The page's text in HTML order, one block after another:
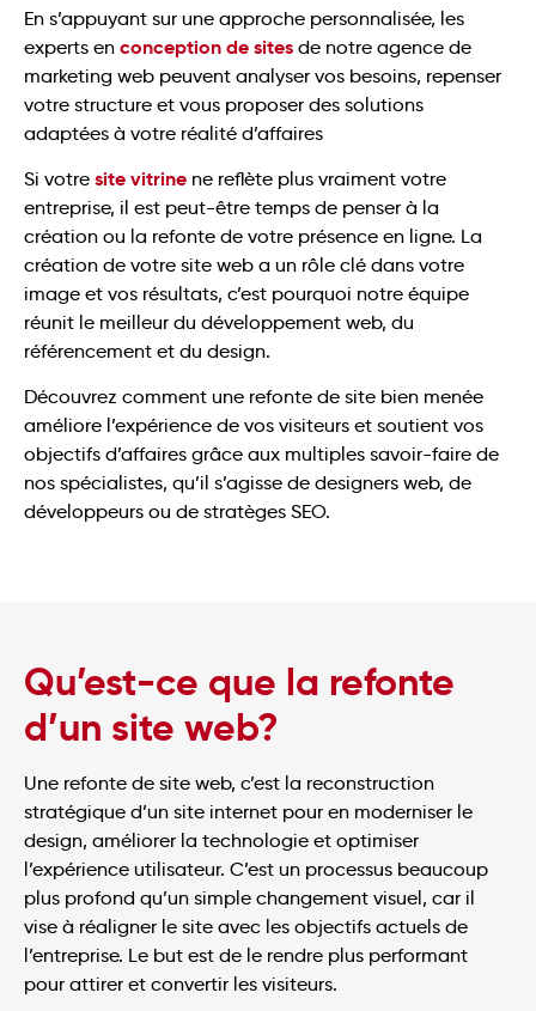
En s’appuyant sur une approche personnalisée, les
experts en conception de sites de notre agence de
marketing web peuvent analyser vos besoins, repenser
votre structure et vous proposer des solutions
adaptées à votre réalité d’affaires
Si votre site vitrine ne reflète plus vraiment votre
entreprise, il est peut-être temps de penser à la
création ou la refonte de votre présence en ligne. La
création de votre site web a un rôle clé dans votre
image et vos résultats, c’est pourquoi notre équipe
réunit le meilleur du développement web, du
référencement et du design.
Découvrez comment une refonte de site bien menée
améliore l’expérience de vos visiteurs et soutient vos
objectifs d’affaires grâce aux multiples savoir-faire de
nos spécialistes, qu’il s’agisse de designers web, de
développeurs ou de stratèges SEO.
Qu’est-ce que la refonte
d’un site web?
Une refonte de site web, c’est la reconstruction
stratégique d’un site internet pour en moderniser le
design, améliorer la technologie et optimiser
l’expérience utilisateur. C’est un processus beaucoup
plus profond qu’un simple changement visuel, car il
vise à réaligner le site avec les objectifs actuels de
l’entreprise. Le but est de le rendre plus performant
pour attirer et convertir les visiteurs.